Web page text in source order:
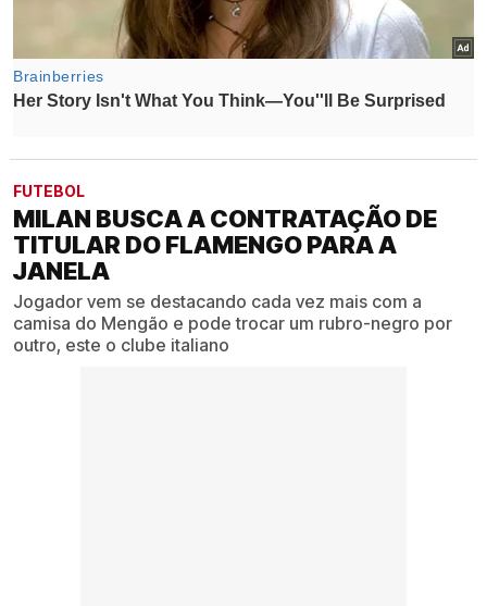
FUTEBOL
MILAN BUSCA A CONTRATAÇÃO DE
TITULAR DO FLAMENGO PARA A
JANELA
Jogador vem se destacando cada vez mais com a
camisa do Mengão e pode trocar um rubro-negro por
outro, este o clube italiano